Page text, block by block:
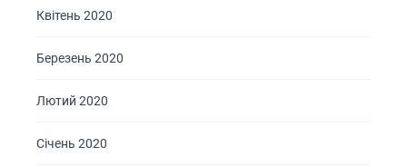
Квітень 2020
Березень 2020
Лютий 2020
Січень 2020